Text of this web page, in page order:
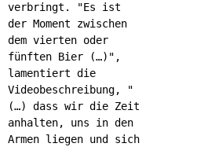
verbringt. "Es ist
der Moment zwischen
dem vierten oder
fünften Bier (…)",
lamentiert die
Videobeschreibung, "
(…) dass wir die Zeit
anhalten, uns in den
Armen liegen und sich